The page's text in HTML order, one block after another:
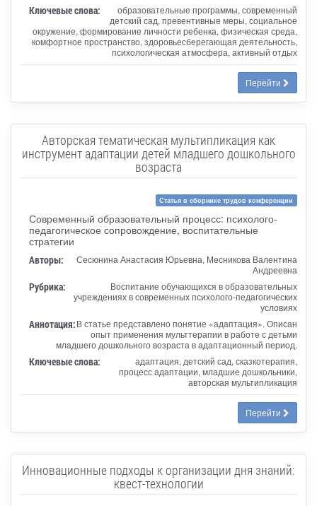
Ключевые слова:
образовательные программы, современный
детский сад, превентивные меры, социальное
окружение, формирование личности ребенка, физическая среда,
комфортное пространство, здоровьесберегающая деятельность,
психологическая атмосфера, активный отдых
Перейти
Авторская тематическая мультипликация как
инструмент адаптации детей младшего дошкольного
возраста
Статья в сборнике трудов конференции
Современный образовательный процесс: психолого-
педагогическое сопровождение, воспитательные
стратегии
Авторы:
Сесюнина Анастасия Юрьевна, Месникова Валентина
Андреевна
Рубрика:
Воспитание обучающихся в образовательных
учреждениях в современных психолого-педагогических
условиях
Аннотация:В статье представлено понятие «адаптация». Описан
опыт применения мульттерапии в работе с детьми
младшего дошкольного возраста в адаптационный период.
Ключевые слова:
адаптация, детский сад, сказкотерапия,
процесс адаптации, младшие дошкольники,
авторская мультипликация
Перейти
Инновационные подходы к организации дня знаний:
квест-технологии